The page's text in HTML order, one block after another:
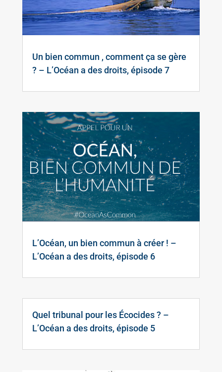
Un bien commun , comment ça se gère
? – L’Océan a des droits, épisode 7
L’Océan, un bien commun à créer ! –
L’Océan a des droits, épisode 6
Quel tribunal pour les Écocides ? –
L’Océan a des droits, épisode 5